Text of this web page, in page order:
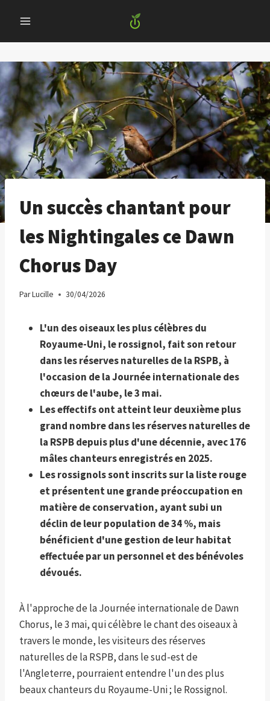
content
Un succès chantant pour
les Nightingales ce Dawn
Chorus Day
ParLucille 30/04/2026
L'un des oiseaux les plus célèbres du
Royaume-Uni, le rossignol, fait son retour
dans les réserves naturelles de la RSPB, à
l'occasion de la Journée internationale des
chœurs de l'aube, le 3 mai.
Les effectifs ont atteint leur deuxième plus
grand nombre dans les réserves naturelles de
la RSPB depuis plus d'une décennie, avec 176
mâles chanteurs enregistrés en 2025.
Les rossignols sont inscrits sur la liste rouge
et présentent une grande préoccupation en
matière de conservation, ayant subi un
déclin de leur population de 34 %, mais
bénéficient d'une gestion de leur habitat
effectuée par un personnel et des bénévoles
dévoués.
À l'approche de la Journée internationale de Dawn
Chorus, le 3 mai, qui célèbre le chant des oiseaux à
travers le monde, les visiteurs des réserves
naturelles de la RSPB, dans le sud-est de
l'Angleterre, pourraient entendre l'un des plus
beaux chanteurs du Royaume-Uni ; le Rossignol.